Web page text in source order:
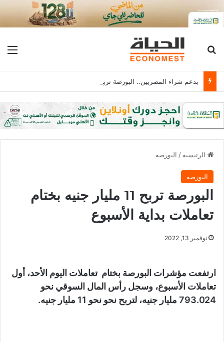
بحث عن
الرئيسية / البورصة
البورصة
البورصة تربح 11 مليار جنيه بختام
تعاملات بداية الأسبوع
نوفمبر 13, 2022
ارتفعت مؤشرات البورصة بختام تعاملات اليوم الأحد، أول
تعاملات الأسبوع، وسجل رأس المال السوقي نحو
793.024 مليار جنيه، لتربح نحو نحو 11 مليار جنيه.